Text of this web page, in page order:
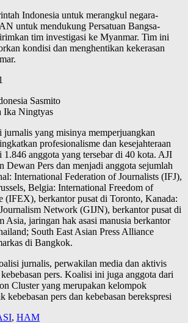
Indonesia untuk merangkul negara-
untuk mendukung Persatuan Bangsa-
tim investigasi ke Myanmar. Tim ini
kondisi dan menghentikan kekerasan
Sasmito
Ika Ningtyas
jurnalis yang misinya memperjuangkan
profesionalisme dan kesejahteraan
anggota yang tersebar di 40 kota. AJI
Dewan Pers dan menjadi anggota sejumlah
International Federation of Journalists (IFJ),
Belgia: International Freedom of
(IFEX), berkantor pusat di Toronto, Kanada:
Network (GIJN), berkantor pusat di
Asia, jaringan hak asasi manusia berkantor
South East Asian Press Alliance
di Bangkok.
jurnalis, perwakilan media dan aktivis
pers. Koalisi ini juga anggota dari
Cluster yang merupakan kelompok
kebebasan pers dan kebebasan berekspresi
, HAM